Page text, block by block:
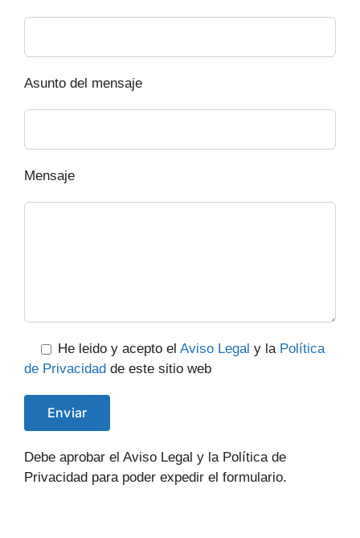
Asunto del mensaje
Mensaje
He leido y acepto el Aviso Legal y la Política
de Privacidad de este sitio web
Debe aprobar el Aviso Legal y la Política de
Privacidad para poder expedir el formulario.